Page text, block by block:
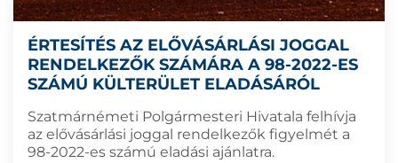
ÉRTESÍTÉS AZ ELŐVÁSÁRLÁSI JOGGAL
RENDELKEZŐK SZÁMÁRA A 98-2022-ES
SZÁMÚ KÜLTERÜLET ELADÁSÁRÓL
Szatmárnémeti Polgármesteri Hivatala felhívja
az elővásárlási joggal rendelkezők figyelmét a
98-2022-es számú eladási ajánlatra.